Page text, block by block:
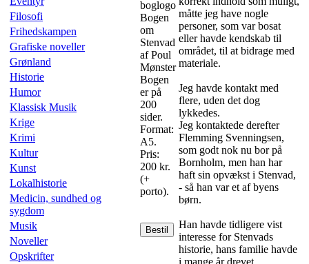
Filosofi
Frihedskampen
Grafiske noveller
Grønland
Historie
Humor
Klassisk Musik
Krige
Krimi
Kultur
Kunst
Lokalhistorie
Medicin, sundhed og
sygdom
Musik
Noveller
Opskrifter
Bogen
om
Stenvad
af Poul
Mønster
Bogen
er på
200
sider.
Format:
A5.
Pris:
200 kr.
(+
porto).
Bestil
måtte jeg have nogle
personer, som var bosat
eller havde kendskab til
området, til at bidrage med
materiale.
Jeg havde kontakt med
flere, uden det dog
lykkedes.
Jeg kontaktede derefter
Flemming Svenningsen,
som godt nok nu bor på
Bornholm, men han har
haft sin opvækst i Stenvad,
- så han var et af byens
børn.
Han havde tidligere vist
interesse for Stenvads
historie, hans familie havde
i mange år drevet